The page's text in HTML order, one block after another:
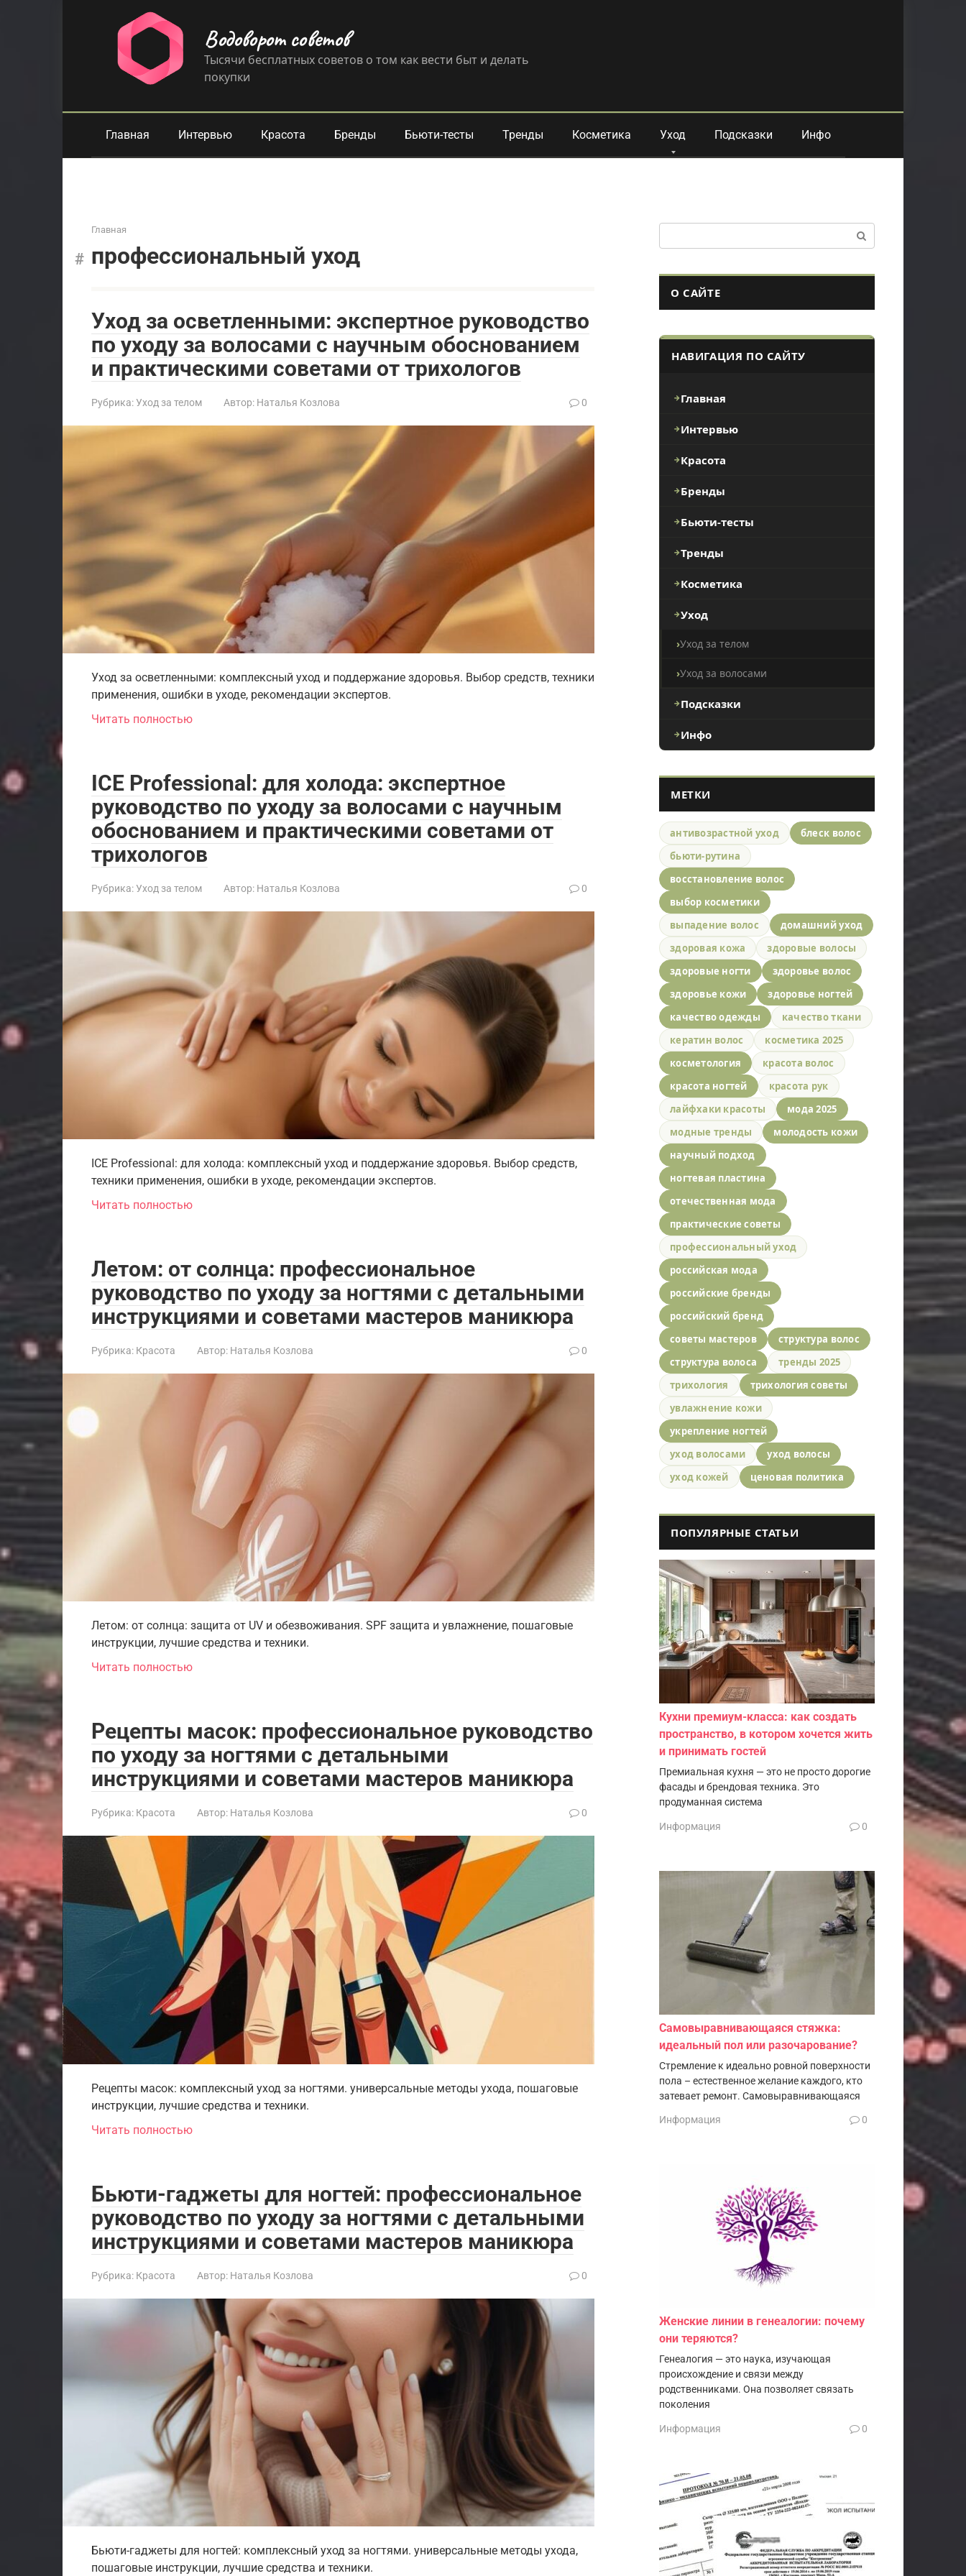
Водоворот советов
Тысячи бесплатных советов о том как вести быт и делать
покупки
Главная Интервью Красота Бренды Бьюти-тесты Тренды Косметика Уход Подсказки Инфо
Главная
профессиональный уход
Уход за осветленными: экспертное руководство
по уходу за волосами с научным обоснованием
и практическими советами от трихологов
Рубрика:Уход за телом Автор: Наталья Козлова 0
Уход за осветленными: комплексный уход и поддержание здоровья. Выбор средств, техники
применения, ошибки в уходе, рекомендации экспертов.
Читать полностью
ICE Professional: для холода: экспертное
руководство по уходу за волосами с научным
обоснованием и практическими советами от
трихологов
Рубрика:Уход за телом Автор: Наталья Козлова 0
ICE Professional: для холода: комплексный уход и поддержание здоровья. Выбор средств,
техники применения, ошибки в уходе, рекомендации экспертов.
Читать полностью
Летом: от солнца: профессиональное
руководство по уходу за ногтями с детальными
инструкциями и советами мастеров маникюра
Рубрика: Красота Автор: Наталья Козлова 0
Летом: от солнца: защита от UV и обезвоживания. SPF защита и увлажнение, пошаговые
инструкции, лучшие средства и техники.
Читать полностью
Рецепты масок: профессиональное руководство
по уходу за ногтями с детальными
инструкциями и советами мастеров маникюра
Рубрика: Красота Автор: Наталья Козлова 0
Рецепты масок: комплексный уход за ногтями. универсальные методы ухода, пошаговые
инструкции, лучшие средства и техники.
Читать полностью
Бьюти-гаджеты для ногтей: профессиональное
руководство по уходу за ногтями с детальными
инструкциями и советами мастеров маникюра
Рубрика: Красота Автор: Наталья Козлова 0
Бьюти-гаджеты для ногтей: комплексный уход за ногтями. универсальные методы ухода,
пошаговые инструкции, лучшие средства и техники.
О САЙТЕ
НАВИГАЦИЯ ПО САЙТУ
Главная
Интервью
Красота
Бренды
Бьюти-тесты
Тренды
Косметика
Уход
Уход за телом
Уход за волосами
Подсказки
Инфо
МЕТКИ
антивозрастной уход
блеск волос
бьюти-рутина
восстановление волос
выбор косметики
выпадение волос
домашний уход
здоровая кожа
здоровые волосы
здоровые ногти
здоровье волос
здоровье кожи
здоровье ногтей
качество одежды
качество ткани
кератин волос
косметика 2025
косметология
красота волос
красота ногтей
красота рук
лайфхаки красоты
мода 2025
модные тренды
молодость кожи
научный подход
ногтевая пластина
отечественная мода
практические советы
профессиональный уход
российская мода
российские бренды
российский бренд
советы мастеров
структура волос
структура волоса
тренды 2025
трихология
трихология советы
увлажнение кожи
укрепление ногтей
уход волосами
уход волосы
уход кожей
ценовая политика
ПОПУЛЯРНЫЕ СТАТЬИ
Кухни премиум-класса: как создать
пространство, в котором хочется жить
и принимать гостей
Премиальная кухня — это не просто дорогие
фасады и брендовая техника. Это
продуманная система
Информация 0
Самовыравнивающаяся стяжка:
идеальный пол или разочарование?
Стремление к идеально ровной поверхности
пола – естественное желание каждого, кто
затевает ремонт. Самовыравнивающаяся
Информация 0
Женские линии в генеалогии: почему
они теряются?
Генеалогия — это наука, изучающая
происхождение и связи между
родственниками. Она позволяет связать
поколения
Информация 0